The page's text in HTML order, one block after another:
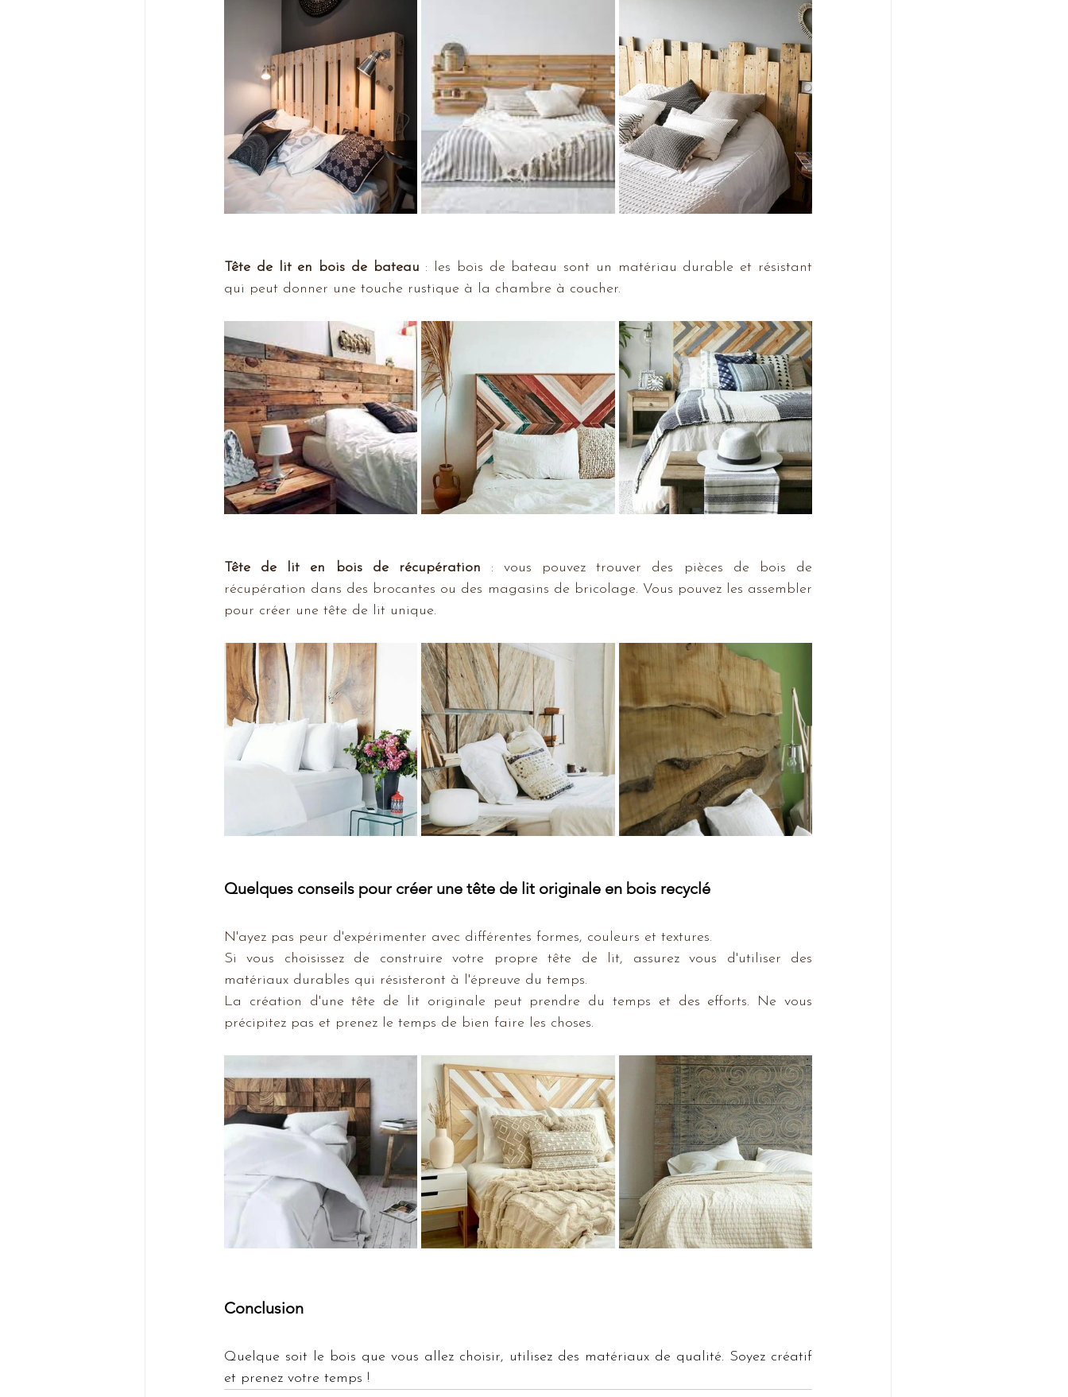
Tête de lit en bois de bateau : les bois de bateau sont un matériau durable et résistant
qui peut donner une touche rustique à la chambre à coucher.
Tête de lit en bois de récupération : vous pouvez trouver des pièces de bois de
récupération dans des brocantes ou des magasins de bricolage. Vous pouvez les assembler
pour créer une tête de lit unique.
Quelques conseils pour créer une tête de lit originale en bois recyclé
N'ayez pas peur d'expérimenter avec différentes formes, couleurs et textures.
Si vous choisissez de construire votre propre tête de lit, assurez vous d'utiliser des
matériaux durables qui résisteront à l'épreuve du temps.
La création d'une tête de lit originale peut prendre du temps et des efforts. Ne vous
précipitez pas et prenez le temps de bien faire les choses.
Conclusion
Quelque soit le bois que vous allez choisir, utilisez des matériaux de qualité. Soyez créatif
et prenez votre temps !